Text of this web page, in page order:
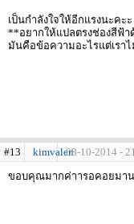
เป็นกำลังใจให้อีกแรงนะคะะ
**อยากให้แปลตรงช่องสีฟ้า
มันคือข้อความอะไรแต่เราไ
#13 kimvalen08-10-2014 -
ขอบคุณมากค่าารอคอยมาน